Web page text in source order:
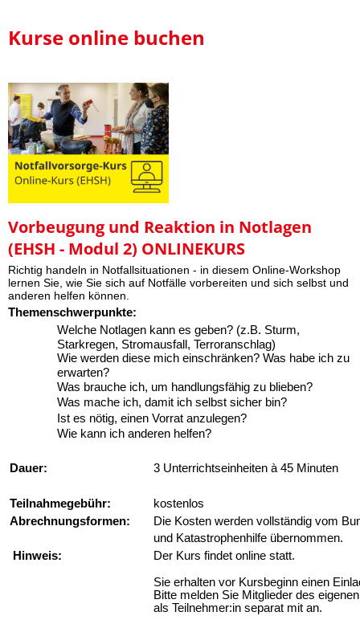
Kurse online buchen
Vorbeugung und Reaktion in Notlagen
(EHSH - Modul 2) ONLINEKURS
Richtig handeln in Notfallsituationen - in diesem Online-Workshop
lernen Sie, wie Sie sich auf Notfälle vorbereiten und sich selbst und
anderen helfen können.
Themenschwerpunkte:
Welche Notlagen kann es geben? (z.B. Sturm,
Starkregen, Stromausfall, Terroranschlag)
Wie werden diese mich einschränken? Was habe ich zu
erwarten?
Was brauche ich, um handlungsfähig zu blieben?
Was mache ich, damit ich selbst sicher bin?
Ist es nötig, einen Vorrat anzulegen?
Wie kann ich anderen helfen?
Dauer: 3 Unterrichtseinheiten à 45 Minuten
Teilnahmegebühr:
kostenlos
Abrechnungsformen:
Die Kosten werden vollständig vom
und Katastrophenhilfe übernommen.
Hinweis:
Der Kurs findet online statt.
Sie erhalten vor Kursbeginn einen
Bitte melden Sie Mitglieder des
als Teilnehmer:in separat mit an.